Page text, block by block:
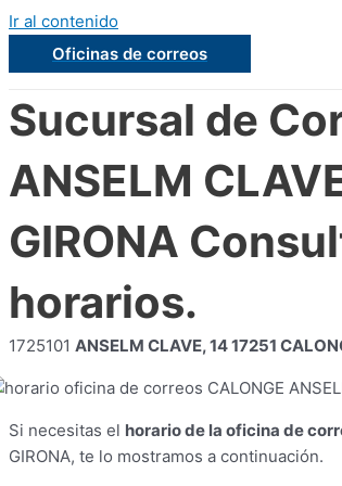
Ir al contenido
Oficinas de correos
Sucursal de
ANSELM
GIRONA
horarios.
1725101 ANSELM CLAVE, 14 17251
Si necesitas el horario de la oficina de
GIRONA, te lo mostramos a continuación.